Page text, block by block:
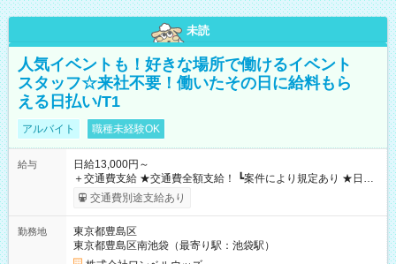
未読
人気イベントも！好きな場所で働けるイベント
スタッフ☆来社不要！働いたその日に給料もら
える日払い/T1
アルバイト 職種未経験OK
給与
日給13,000円～
＋交通費支給 ★交通費全額支給！ ┗案件により規定あり ★日払
いOK！（規定あり） ┗働いたその日に現金GET♪ お仕事後はコ
ンビニATMから 日払い分を引き落とせます！ 【試用期間】試
交通費別途支給あり
勤務地
東京都豊島区
東京都豊島区南池袋（最寄り駅：池袋駅）